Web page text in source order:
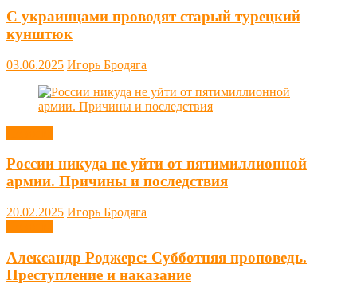
С украинцами проводят старый турецкий
кунштюк
03.06.2025 Игорь Бродяга
России никуда не уйти от пятимиллионной
армии. Причины и последствия
20.02.2025 Игорь Бродяга
Александр Роджерс: Субботняя проповедь.
Преступление и наказание